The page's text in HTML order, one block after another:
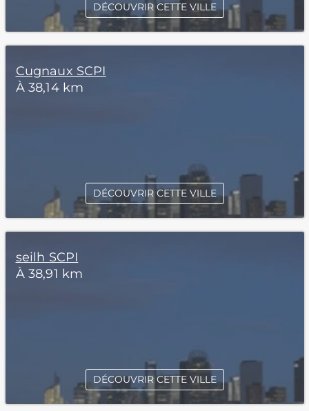
DÉCOUVRIR CETTE VILLE
Cugnaux SCPI
À 38,14 km
DÉCOUVRIR CETTE VILLE
seilh SCPI
À 38,91 km
DÉCOUVRIR CETTE VILLE